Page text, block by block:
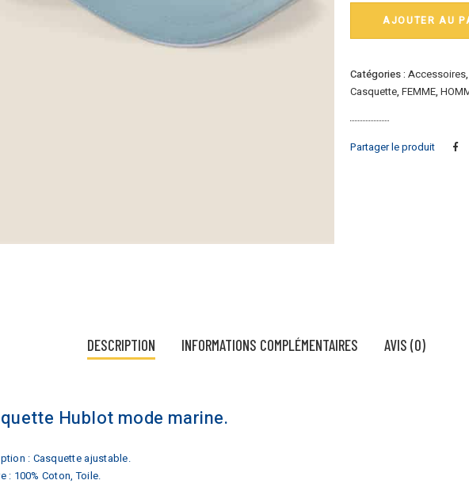
Adulte
casquette
mode
marine
AJOUTER AU
Catégories : Accessoires,
Casquette, FEMME,
Partager le produit
DESCRIPTION INFORMATIONS COMPLÉMENTAIRES AVIS (0)
Hublot mode marine.
: Casquette ajustable.
: 100% Coton, Toile.